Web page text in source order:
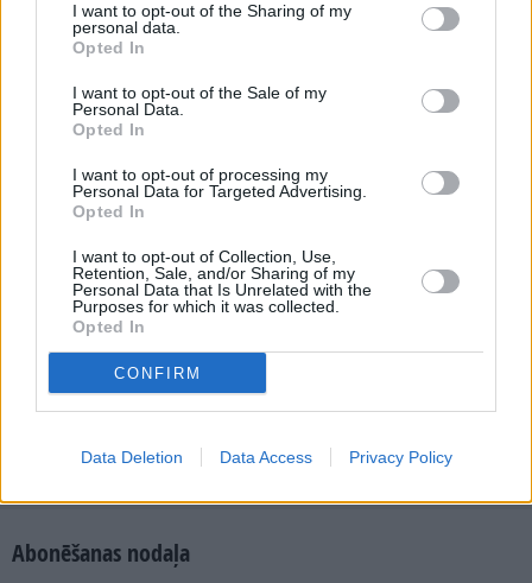
I want to opt-out of the Sharing of my
personal data.
Opted In
I want to opt-out of the Sale of my
Personal Data.
Opted In
I want to opt-out of processing my
Personal Data for Targeted Advertising.
Opted In
I want to opt-out of Collection, Use,
Retention, Sale, and/or Sharing of my
Personal Data that Is Unrelated with the
Purposes for which it was collected.
Opted In
CONFIRM
Data Deletion Data Access Privacy Policy
SKATĪT ŽURNĀLA ARHĪVU
Seko mums
Nepalaid garām akcijas un jaunumus
Abonēšanas nodaļa